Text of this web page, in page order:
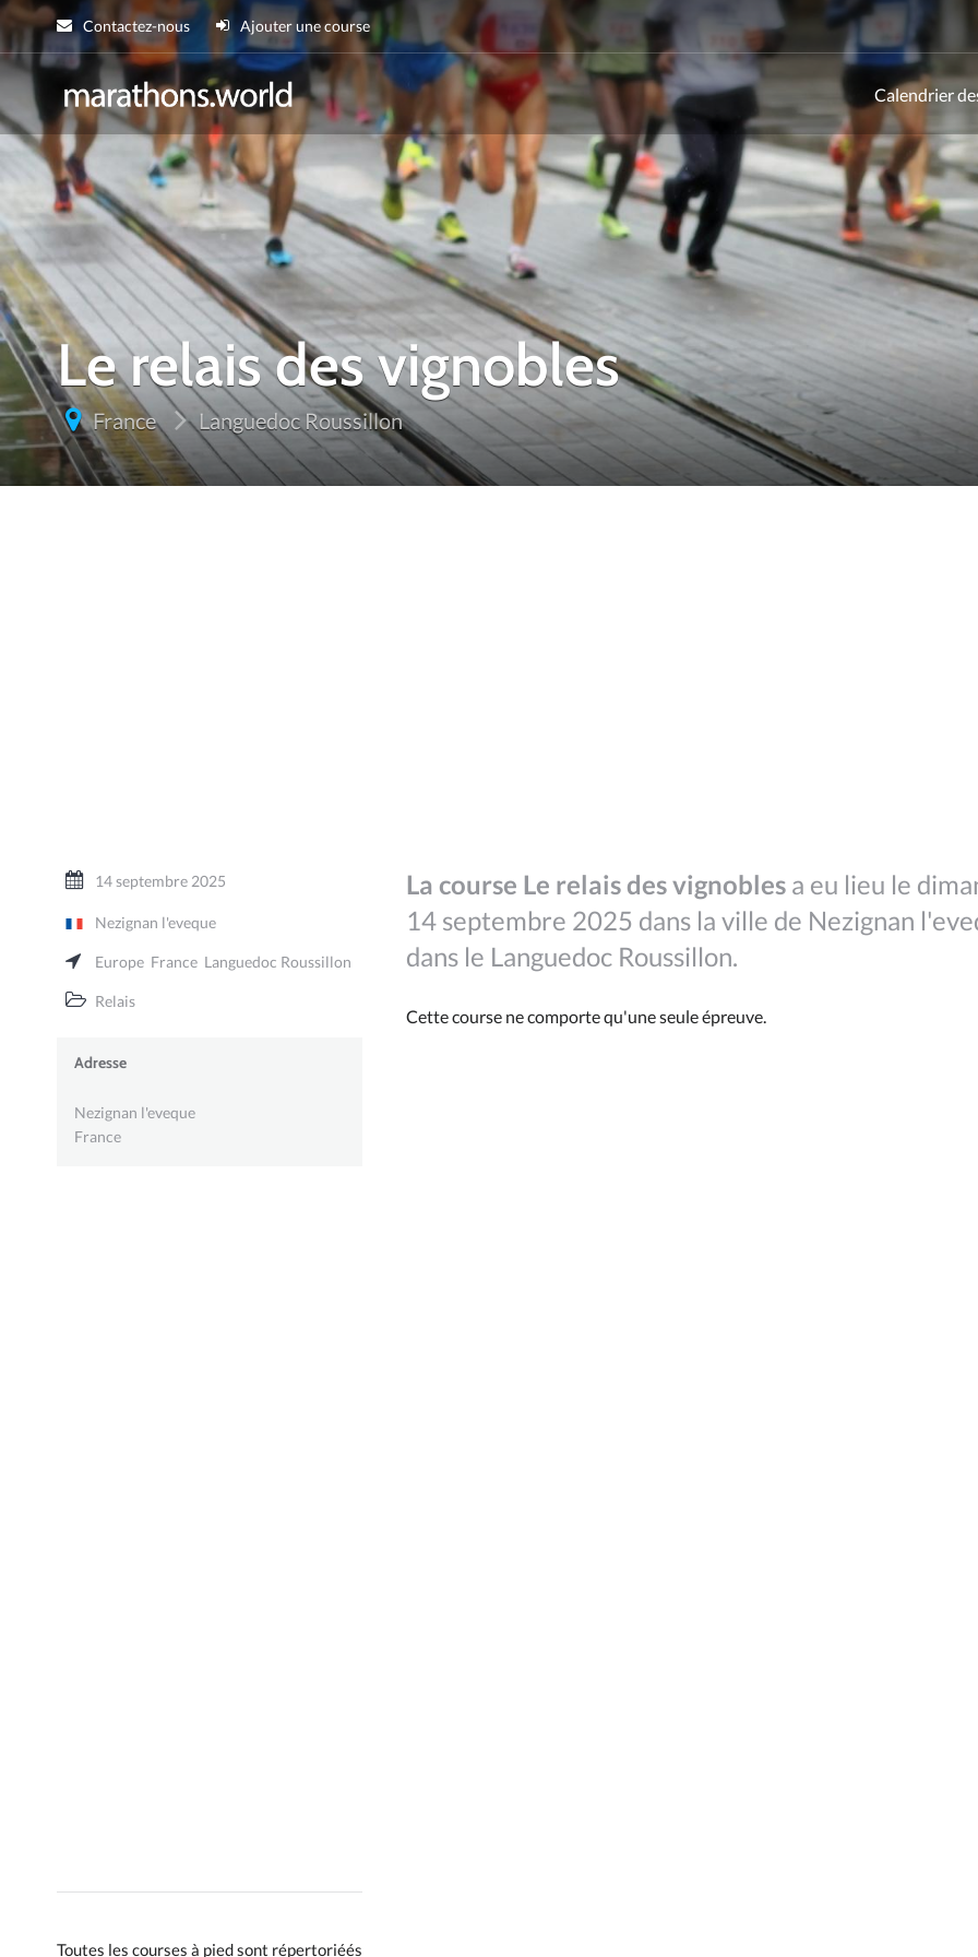
Contactez-nous Ajouter une course
marathons.world
Calendrier
Le relais des vignobles
France Languedoc Roussillon
14 septembre 2025
Nezignan l'eveque
Europe France Languedoc Roussillon
Relais
Adresse
Nezignan l'eveque
France
Toutes les courses à pied sont répertoriéés
La course Le relais des vignobles a eu lieu le
14 septembre 2025 dans la ville de Nezignan
dans le Languedoc Roussillon.
Cette course ne comporte qu'une seule épreuve.